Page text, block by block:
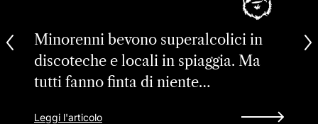
Minorenni bevono superalcolici in
discoteche e locali in spiaggia. Ma
tutti fanno finta di niente…
Leggi l'articolo